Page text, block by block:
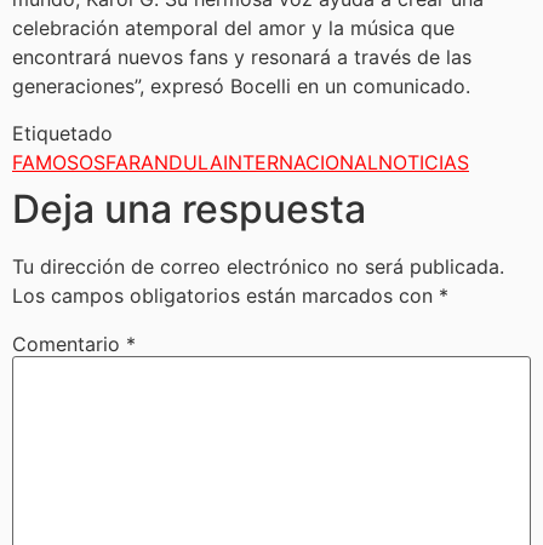
celebración atemporal del amor y la música que
encontrará nuevos fans y resonará a través de las
generaciones”, expresó Bocelli en un comunicado.
Etiquetado
FAMOSOSFARANDULAINTERNACIONALNOTICIAS
Deja una respuesta
Tu dirección de correo electrónico no será publicada.
Los campos obligatorios están marcados con *
Comentario *